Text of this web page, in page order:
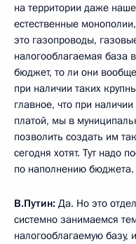
на территории даже
естественные
это газопроводы,
налогооблагаемая база
бюджет, то ли они
при наличии таких
главное, что при
платой, мы в
позволить создать им
сегодня хотят. Тут надо
по наполнению бюджета.
В.Путин: Да. Но это
системно занимаемся
налогооблагаемую базу,